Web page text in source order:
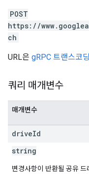
POST
https://
ch
URL은 gRPC 트랜스코딩
쿼리 매개변수
매개변수
driveId
string
변경사항이 반환될 공유